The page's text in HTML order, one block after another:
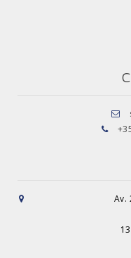
Av.